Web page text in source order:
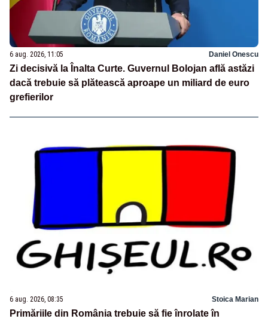
6 aug. 2026, 11:05 Daniel Onescu
Zi decisivă la Înalta Curte. Guvernul Bolojan află astăzi
dacă trebuie să plătească aproape un miliard de euro
grefierilor
6 aug. 2026, 08:35 Stoica Marian
Primăriile din România trebuie să fie înrolate în